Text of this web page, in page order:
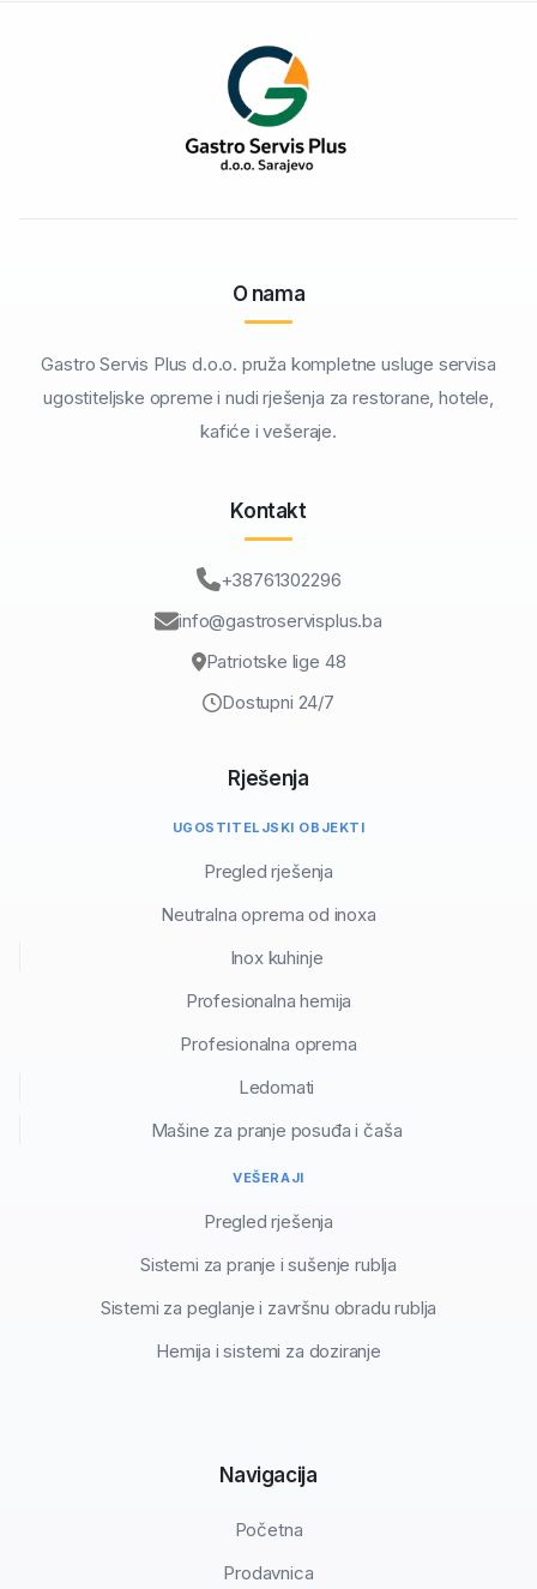
O nama
Gastro Servis Plus d.o.o. pruža kompletne usluge servisa
ugostiteljske opreme i nudi rješenja za restorane, hotele,
kafiće i vešeraje.
Kontakt
+38761302296
info@gastroservisplus.ba
Patriotske lige 48
Dostupni 24/7
Rješenja
UGOSTITELJSKI OBJEKTI
Pregled rješenja
Neutralna oprema od inoxa
Inox kuhinje
Profesionalna hemija
Profesionalna oprema
Ledomati
Mašine za pranje posuđa i čaša
VEŠERAJI
Pregled rješenja
Sistemi za pranje i sušenje rublja
Sistemi za peglanje i završnu obradu rublja
Hemija i sistemi za doziranje
Navigacija
Početna
Prodavnica